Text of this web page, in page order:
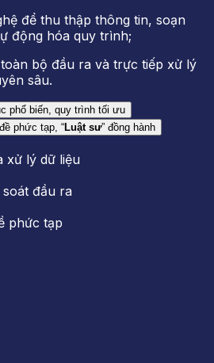
để thu thập thông tin, soạn
động hóa quy trình;
bộ đầu ra và trực tiếp xử lý
sâu.
phổ biến, quy trình tối ưu
phức tạp, “Luật sư” đồng hành
xử lý dữ liệu
soát đầu ra
phức tạp